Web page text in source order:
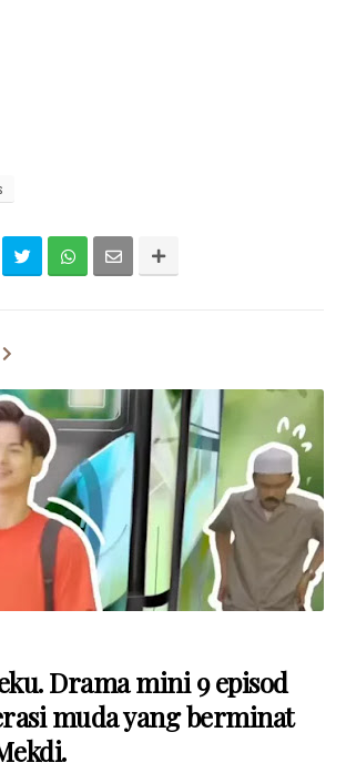
Drama mini 9 episod
muda yang berminat